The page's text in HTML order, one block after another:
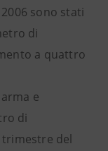
sono stati
di
a quattro
e
di
del